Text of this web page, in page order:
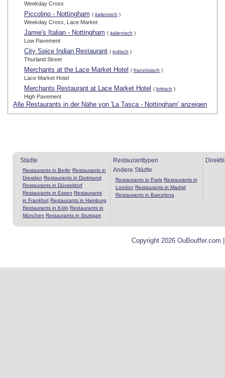
Weekday Cross
Piccolino - Nottingham ( italienisch )
Weekday Cross, Lace Market
Jamie's Italian - Nottingham ( italienisch )
Low Pavement
City Spice Indian Restaurant ( indisch )
Thurland Street
Merchants at the Lace Market Hotel ( französisch )
Lace Market Hotel
Merchants Restaurant at Lace Market Hotel ( britisch )
High Pavement
Alle Restaurants in der Nähe von 'La Tasca - Nottingham' anzeigen
Städte
Restaurants in Berlin Restaurants in
Dresden Restaurants in Dortmund
Restaurants in Düsseldorf
Restaurants in Essen Restaurants
in Frankfurt Restaurants in Hamburg
Restaurants in Köln Restaurants in
München Restaurants in Stuttgart
Restauranttypen
Andere Städte
Restaurants in Paris Restaurants in
London Restaurants in Madrid
Restaurants in Barcelona
Copyright 2026 OuBouffer.com